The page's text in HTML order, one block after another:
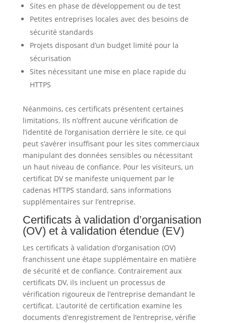
Sites en phase de développement ou de test
Petites entreprises locales avec des besoins de
sécurité standards
Projets disposant d’un budget limité pour la
sécurisation
Sites nécessitant une mise en place rapide du
HTTPS
Néanmoins, ces certificats présentent certaines
limitations. Ils n’offrent aucune vérification de
l’identité de l’organisation derrière le site, ce qui
peut s’avérer insuffisant pour les sites commerciaux
manipulant des données sensibles ou nécessitant
un haut niveau de confiance. Pour les visiteurs, un
certificat DV se manifeste uniquement par le
cadenas HTTPS standard, sans informations
supplémentaires sur l’entreprise.
Certificats à validation d’organisation
(OV) et à validation étendue (EV)
Les certificats à validation d’organisation (OV)
franchissent une étape supplémentaire en matière
de sécurité et de confiance. Contrairement aux
certificats DV, ils incluent un processus de
vérification rigoureux de l’entreprise demandant le
certificat. L’autorité de certification examine les
documents d’enregistrement de l’entreprise, vérifie